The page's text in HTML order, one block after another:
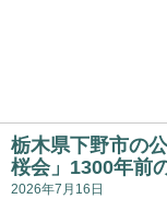
栃木県下野市の
桜会」1300年前
2026年7月16日